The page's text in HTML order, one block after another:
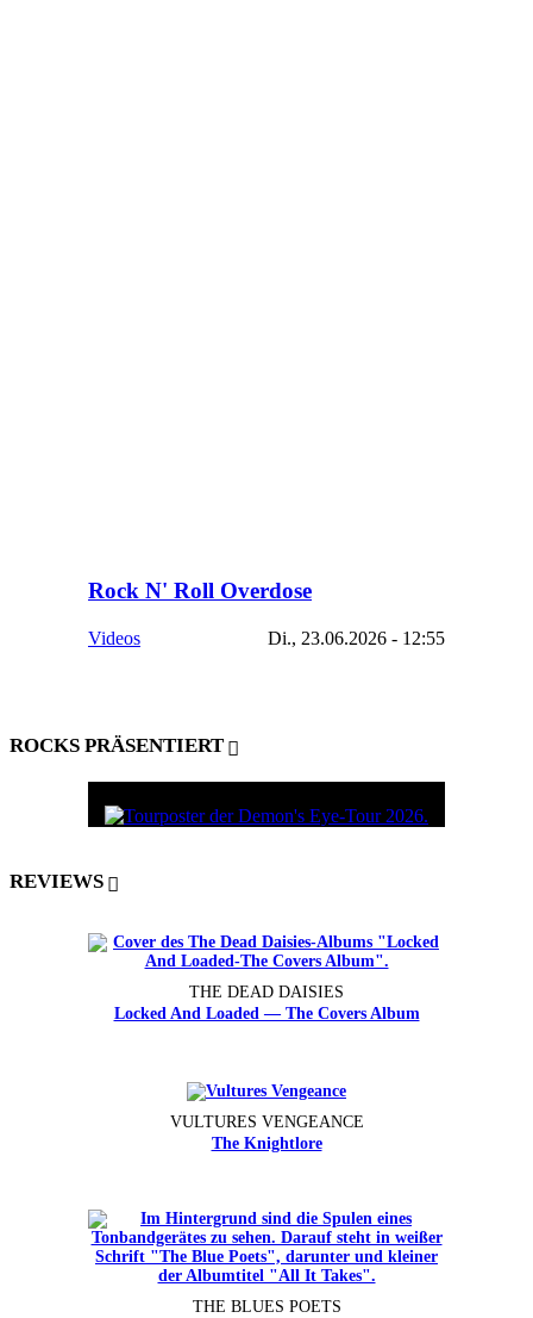
Rock N' Roll Overdose
Videos Di., 23.06.2026 - 12:55
ROCKS PRÄSENTIERT
REVIEWS
THE DEAD DAISIES
Locked And Loaded — The Covers Album
VULTURES VENGEANCE
The Knightlore
THE BLUES POETS